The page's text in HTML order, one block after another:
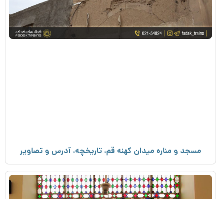
مسجد و مناره میدان کهنه قم، تاریخچه، آدرس و تصاویر